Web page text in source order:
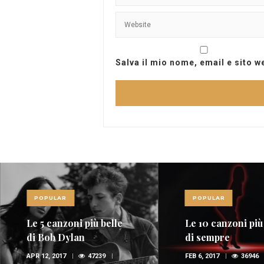
Salva il mio nome, email e sito
POPULAR
Le 5 canzoni più belle
di Bob Dylan
APR 12, 2017 47239
POPULAR
Le 10 canzoni
di sempre
FEB 6, 2017 36946